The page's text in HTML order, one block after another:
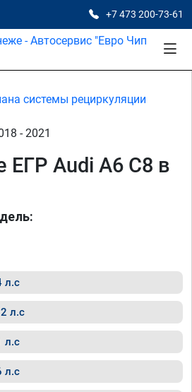
+7 473 200-73-61
системы рециркуляции
- 2021
Audi A6 C8 в
л.с
л.с
л.с
л.с